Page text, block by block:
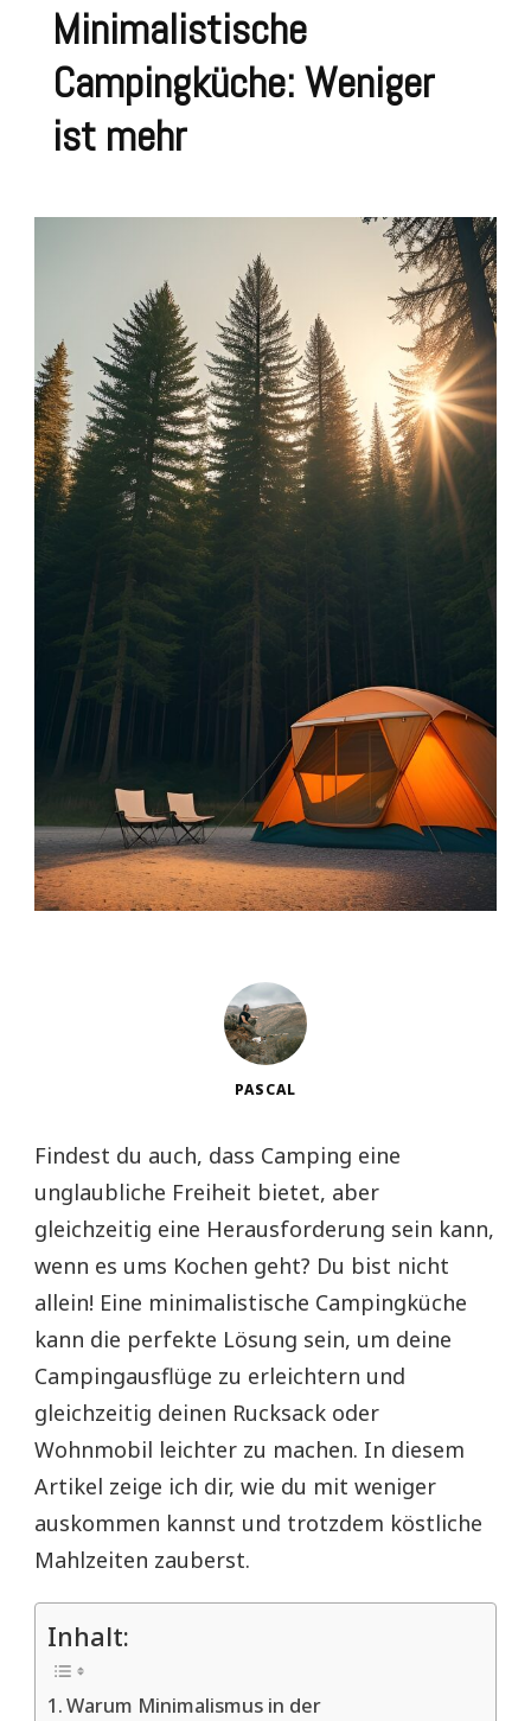
Minimalistische
Campingküche: Weniger
ist mehr
PASCAL
Findest du auch, dass Camping eine
unglaubliche Freiheit bietet, aber
gleichzeitig eine Herausforderung sein kann,
wenn es ums Kochen geht? Du bist nicht
allein! Eine minimalistische Campingküche
kann die perfekte Lösung sein, um deine
Campingausflüge zu erleichtern und
gleichzeitig deinen Rucksack oder
Wohnmobil leichter zu machen. In diesem
Artikel zeige ich dir, wie du mit weniger
auskommen kannst und trotzdem köstliche
Mahlzeiten zauberst.
Inhalt:
Warum Minimalismus in der